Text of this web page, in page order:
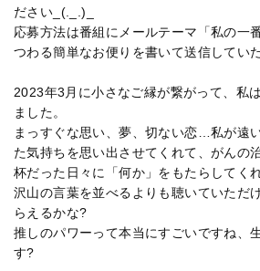
ださい_(._.)_
応募方法は番組にメールテーマ「私の一
つわる簡単なお便りを書いて送信してい
2023年3月に小さなご縁が繋がって、私
ました。
まっすぐな思い、夢、切ない恋…私が遠
た気持ちを思い出させてくれて、がんの
杯だった日々に「何か」をもたらしてく
沢山の言葉を並べるよりも聴いていただ
らえるかな?
推しのパワーって本当にすごいですね、
す?